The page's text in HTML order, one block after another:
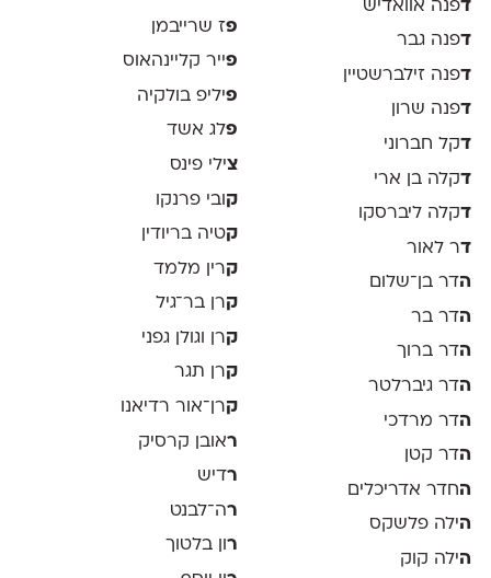
דפנה אוואדיש
דפנה גבר
דפנה זילברשטיין
דפנה שרון
דקל חברוני
דקלה בן ארי
דקלה ליברסקו
דר לאור
הדר בן־שלום
הדר בר
הדר ברוך
הדר גיברלטר
הדר מרדכי
הדר קטן
החדר אדריכלים
הילה פלשקס
הילה קוק
פז שרייבמן
פייר קליינהאוס
פיליפ בולקיה
פלג אשד
צילי פינס
קובי פרנקו
קטיה בריודין
קרין מלמד
קרן בר־גיל
קרן וגולן גפני
קרן תגר
קרן־אור רדיאנו
ראובן קרסיק
רדיש
רה־לבנט
רון בלטוך